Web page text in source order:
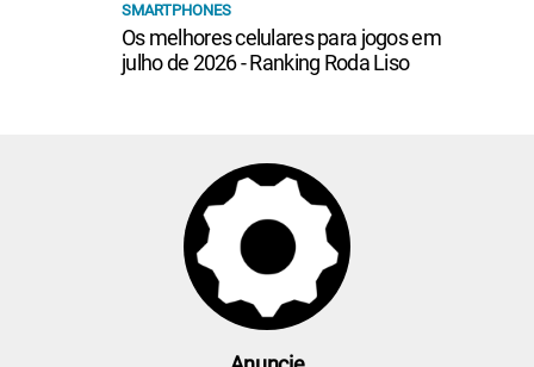
SMARTPHONES
Os melhores celulares para jogos em
julho de 2026 - Ranking Roda Liso